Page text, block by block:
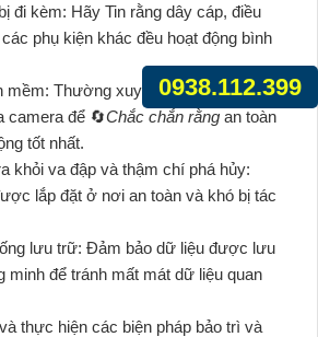
đi kèm: Hãy Tin rằng dây cáp, điều
phụ kiện khác đều hoạt động bình
mềm: Thường xuyên kiểm tra và cập
camera để 🔄Chắc chắn rằng an toàn
tốt nhất.
khỏi va đập và thậm chí phá hủy:
lắp đặt ở nơi an toàn và khó bị tác
lưu trữ: Đảm bảo dữ liệu được lưu
minh để tránh mất mát dữ liệu quan
thực hiện các biện pháp bảo trì và
0938.112.399